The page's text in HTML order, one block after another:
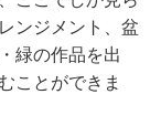
ンジメント、盆
緑の作品を出
ことができま